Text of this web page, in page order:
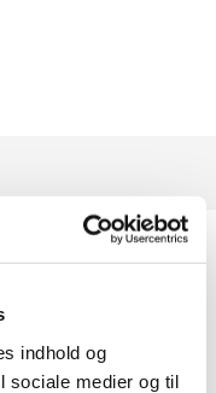
indhold og
sociale medier og til